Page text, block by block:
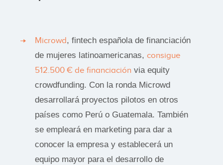
Microwd, fintech española de financiación
de mujeres latinoamericanas, consigue
512.500 € de financiación via equity
crowdfunding. Con la ronda Microwd
desarrollará proyectos pilotos en otros
países como Perú o Guatemala. También
se empleará en marketing para dar a
conocer la empresa y establecerá un
equipo mayor para el desarrollo de